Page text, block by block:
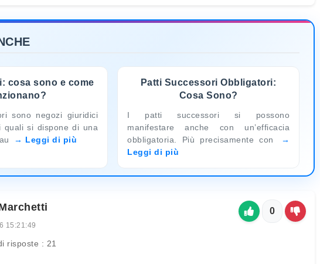
cosa sono e come
sono negozi giuridici
quali si dispone di una
Leggi di più
Patti Successori Obbligatori:
Cosa Sono?
I patti successori si possono
manifestare anche con un’efficacia
obbligatoria. Più precisamente con
Leggi di più
15:21:49
risposte : 21
0